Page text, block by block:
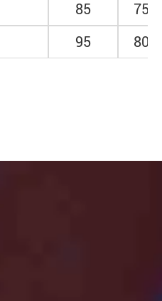
85
75
95 80